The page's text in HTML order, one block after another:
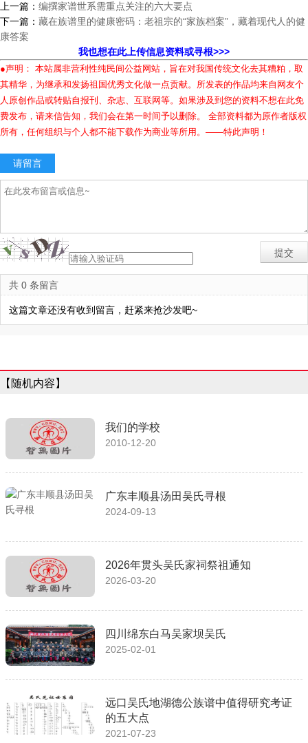
上一篇： 编撰家谱世系需重点关注的六大要点
下一篇： 藏在族谱里的健康密码：老祖宗的“家族档案”，藏着现代人的健
康答案
我也想在此上传信息资料或寻根>>>
●声明： 本站属非营利性纯民间公益网站，旨在对我国传统文化去其糟粕，取
其精华，为继承和发扬祖国优秀文化做一点贡献。所发表的作品均来自网友个
人原创作品或转贴自报刊、杂志、互联网等。如果涉及到您的资料不想在此免
费发布，请来信告知，我们会在第一时间予以删除。 全部资料都为原作者版权
所有，任何组织与个人都不能下载作为商业等所用。——特此声明！
请留言
共 0 条留言
这篇文章还没有收到留言，赶紧来抢沙发吧~
【随机内容】
我们的学校
2010-12-20
广东丰顺县汤田吴氏寻根
2024-09-13
2026年贯头吴氏家祠祭祖通知
2026-03-20
四川绵东白马吴家坝吴氏
2025-02-01
远口吴氏地湖德公族谱中值得研究考证
的五大点
2021-07-23